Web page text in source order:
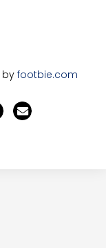
by footbie.com